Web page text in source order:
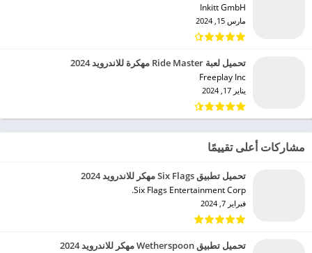
Inkitt GmbH‏
مارس 15, 2024
تحميل لعبة Ride Master مهكرة للاندرويد 2024
Freeplay Inc‏
يناير 17, 2024
مشاركات أعلى تقييمًا
تحميل تطبيق Six Flags مهكر للاندرويد 2024
Six Flags Entertainment Corp.‏
فبراير 7, 2024
تحميل تطبيق Wetherspoon مهكر للاندرويد 2024